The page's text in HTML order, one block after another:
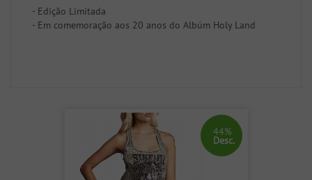
- Edição Limitada
- Em comemoração aos 20 anos do Albúm Holy Land
44%
Desc.